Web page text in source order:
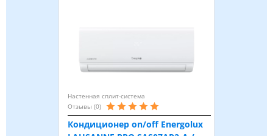
Настенная сплит-система
Отзывы (0)
Кондиционер on/off Energolux